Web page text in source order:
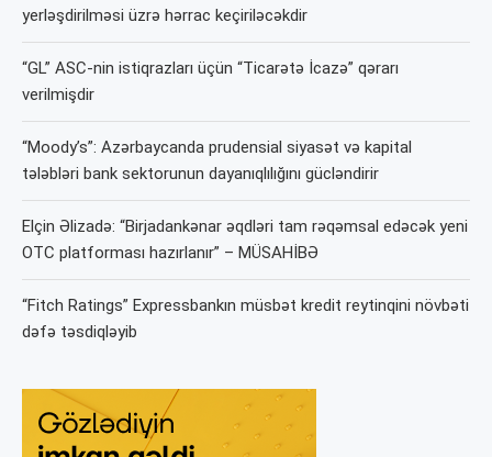
yerləşdirilməsi üzrə hərrac keçiriləcəkdir
“GL” ASC-nin istiqrazları üçün “Ticarətə İcazə” qərarı
verilmişdir
“Moody’s”: Azərbaycanda prudensial siyasət və kapital
tələbləri bank sektorunun dayanıqlılığını gücləndirir
Elçin Əlizadə: “Birjadankənar əqdləri tam rəqəmsal edəcək yeni
OTC platforması hazırlanır” – MÜSAHİBƏ
“Fitch Ratings” Expressbankın müsbət kredit reytinqini növbəti
dəfə təsdiqləyib